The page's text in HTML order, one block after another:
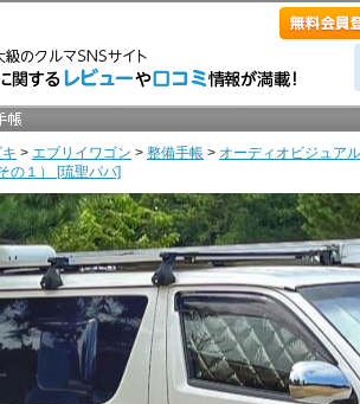
> エブリイワゴン > 整備手帳 > オーディオビジュアル
の１） [琉聖パパ]